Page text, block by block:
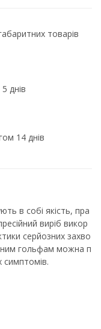
товарів
днів
14 днів
в собі якість, пра
виріб викор
серйозних захво
гольфам можна п